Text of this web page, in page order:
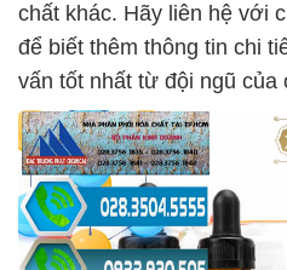
chất khác. Hãy liên hệ với
để biết thêm thông tin chi
vấn tốt nhất từ đội ngũ của